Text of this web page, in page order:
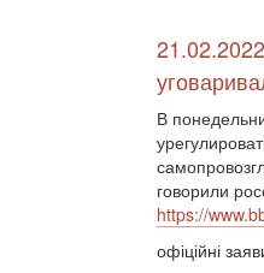
В
говорили
https://
офіційні